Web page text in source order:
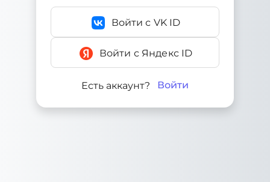
Войти с VK ID
Войти с Яндекс ID
Есть аккаунт? Войти